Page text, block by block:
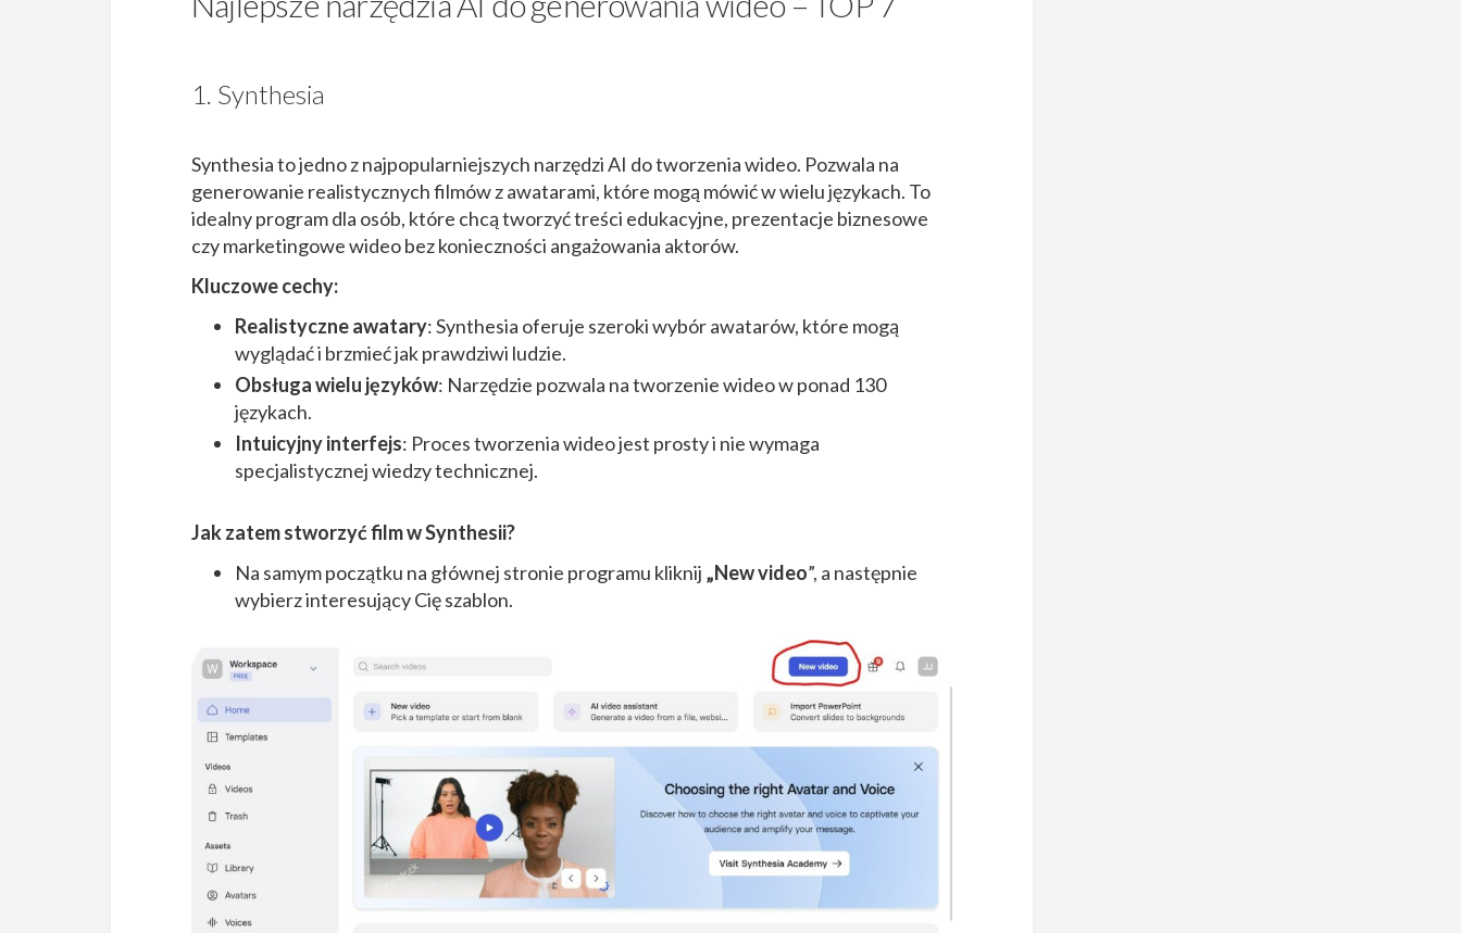
1. Synthesia
Synthesia to jedno z najpopularniejszych narzędzi AI do tworzenia wideo. Pozwala na
generowanie realistycznych filmów z awatarami, które mogą mówić w wielu językach. To
idealny program dla osób, które chcą tworzyć treści edukacyjne, prezentacje biznesowe
czy marketingowe wideo bez konieczności angażowania aktorów.
Kluczowe cechy:
Realistyczne awatary: Synthesia oferuje szeroki wybór awatarów, które mogą
wyglądać i brzmieć jak prawdziwi ludzie.
Obsługa wielu języków: Narzędzie pozwala na tworzenie wideo w ponad 130
językach.
Intuicyjny interfejs: Proces tworzenia wideo jest prosty i nie wymaga
specjalistycznej wiedzy technicznej.
Jak zatem stworzyć film w Synthesii?
Na samym początku na głównej stronie programu kliknij „New video”, a następnie
wybierz interesujący Cię szablon.